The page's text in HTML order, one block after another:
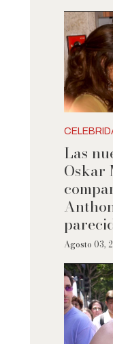
Las
Oskar
Agosto 03,